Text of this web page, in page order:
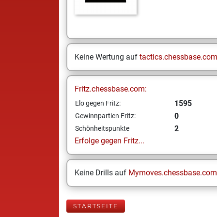
Keine Wertung auf tactics.chessbase.com
Fritz.chessbase.com:
Elo gegen Fritz: 1595
Gewinnpartien Fritz: 0
Schönheitspunkte
2
Erfolge gegen Fritz...
Keine Drills auf Mymoves.chessbase.com
STARTSEITE